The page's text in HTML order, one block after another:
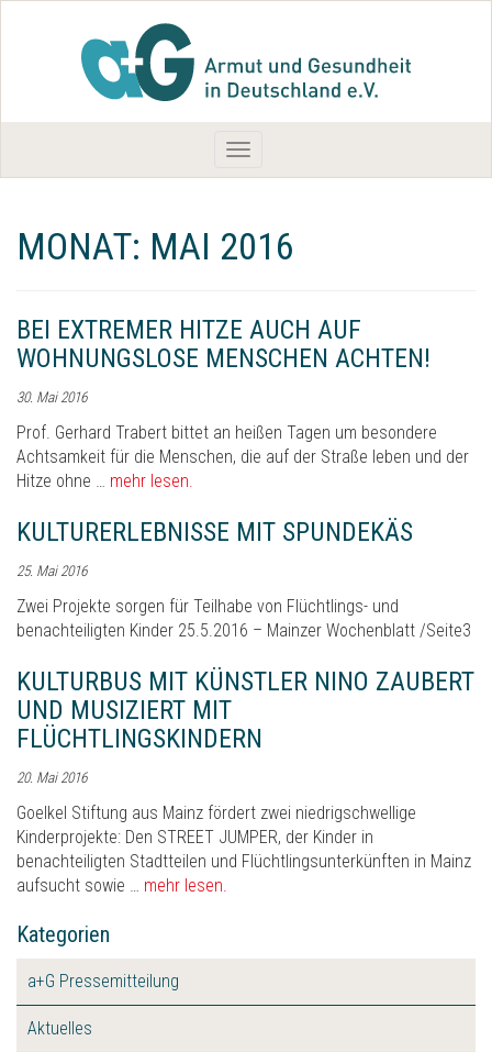
Toggle
navigation
MONAT: MAI 2016
BEI EXTREMER HITZE AUCH AUF
WOHNUNGSLOSE MENSCHEN ACHTEN!
30. Mai 2016
Prof. Gerhard Trabert bittet an heißen Tagen um besondere
Achtsamkeit für die Menschen, die auf der Straße leben und der
Hitze ohne … mehr lesen.
KULTURERLEBNISSE MIT SPUNDEKÄS
25. Mai 2016
Zwei Projekte sorgen für Teilhabe von Flüchtlings- und
benachteiligten Kinder 25.5.2016 – Mainzer Wochenblatt /Seite3
KULTURBUS MIT KÜNSTLER NINO ZAUBERT
UND MUSIZIERT MIT
FLÜCHTLINGSKINDERN
20. Mai 2016
Goelkel Stiftung aus Mainz fördert zwei niedrigschwellige
Kinderprojekte: Den STREET JUMPER, der Kinder in
benachteiligten Stadtteilen und Flüchtlingsunterkünften in Mainz
aufsucht sowie … mehr lesen.
Kategorien
a+G Pressemitteilung
Aktuelles